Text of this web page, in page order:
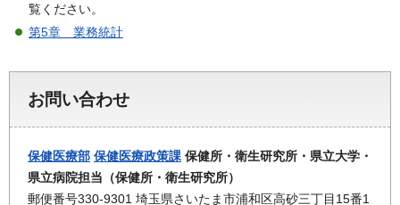
覧ください。
第5章 業務統計
お問い合わせ
保健医療部 保健医療政策課 保健所・衛生研究所・県立大学・
県立病院担当（保健所・衛生研究所）
郵便番号330-9301 埼玉県さいたま市浦和区高砂三丁目15番1